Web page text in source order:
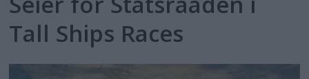
Tall Ships Races